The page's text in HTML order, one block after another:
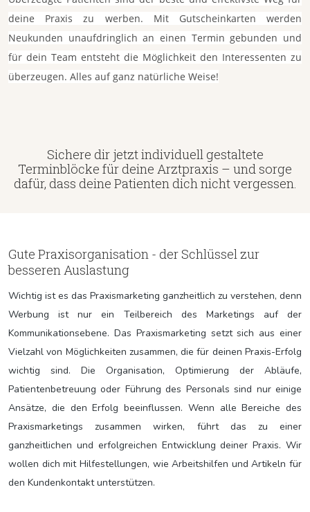
deine Praxis zu werben. Mit Gutscheinkarten werden
Neukunden unaufdringlich an einen Termin gebunden und
für dein Team entsteht die Möglichkeit den Interessenten zu
überzeugen. Alles auf ganz natürliche Weise!
Sichere dir jetzt individuell gestaltete
Terminblöcke für deine Arztpraxis – und sorge
dafür, dass deine Patienten dich nicht vergessen.
Gute Praxisorganisation - der Schlüssel zur
besseren Auslastung
Wichtig ist es das Praxismarketing ganzheitlich zu verstehen, denn
Werbung ist nur ein Teilbereich des Marketings auf der
Kommunikationsebene. Das Praxismarketing setzt sich aus einer
Vielzahl von Möglichkeiten zusammen, die für deinen Praxis-Erfolg
wichtig sind. Die Organisation, Optimierung der Abläufe,
Patientenbetreuung oder Führung des Personals sind nur einige
Ansätze, die den Erfolg beeinflussen. Wenn alle Bereiche des
Praxismarketings zusammen wirken, führt das zu einer
ganzheitlichen und erfolgreichen Entwicklung deiner Praxis. Wir
wollen dich mit Hilfestellungen, wie Arbeitshilfen und Artikeln für
den Kundenkontakt unterstützen.